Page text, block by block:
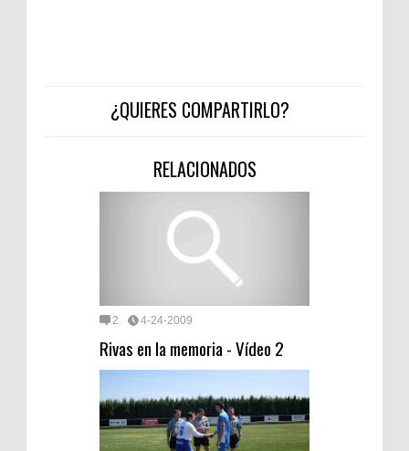
¿QUIERES COMPARTIRLO?
RELACIONADOS
2 4-24-2009
Rivas en la memoria - Vídeo 2